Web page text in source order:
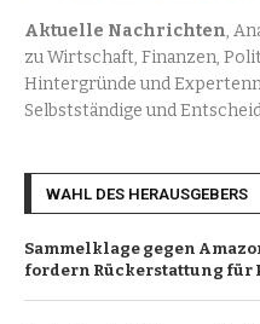
Aktuelle Nachrichten,
zu Wirtschaft, Finanzen,
Hintergründe und
Selbstständige und
WAHL DES HERAUSGEBERS
Sammelklage gegen
fordern Rückerstattung für